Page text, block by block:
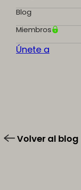
Blog
Miembros
Únete a
Volver al blog